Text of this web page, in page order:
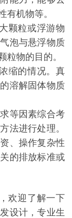
有机物等。
颗粒或浮游物
泡与悬浮物质
粒物的目的。
缩的情况。真
溶解固体物质
等因素综合考
法进行处理。
、操作复杂性
的排放标准或
欢迎了解一下
设计，专业生